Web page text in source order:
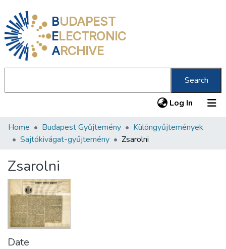
BUDAPEST
ELECTRONIC
ARCHIVE
Search
Log In (current)
Communities & Collections
Statistics
About us
Home Budapest Gyűjtemény
Különgyűjtemények
Sajtókivágat-gyűjtemény
Zsarolni
Zsarolni
Date